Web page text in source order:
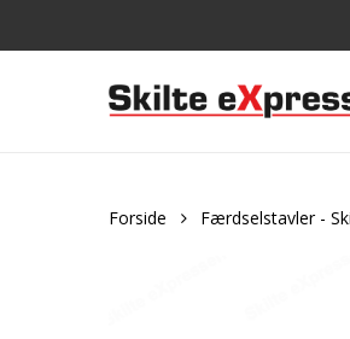
to
Forside Færdselstavler -